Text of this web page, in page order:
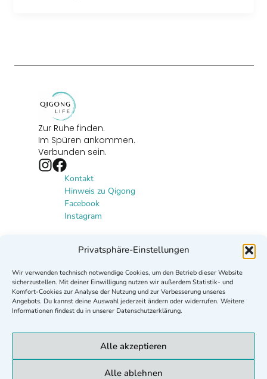
Privatsphäre-Einstellungen
Wir verwenden technisch notwendige Cookies, um den Betrieb dieser Website
sicherzustellen. Mit deiner Einwilligung nutzen wir außerdem Statistik- und
Komfort-Cookies zur Analyse der Nutzung und zur Verbesserung unseres
Angebots. Du kannst deine Auswahl jederzeit ändern oder widerrufen. Weitere
Informationen findest du in unserer Datenschutzerklärung.
Alle akzeptieren
Alle ablehnen
Zur Ruhe finden.
Im Spüren ankommen.
Verbunden sein.
Kontakt
Hinweis zu Qigong
Facebook
Instagram
Newsletter
Lust auf mehr Qigong? Abonniere
meinen Newsletter und erhalte
Neuigkeiten, Qigong-Angebote und
Inspirationen.
ImpressumDatenschutz
Widerrufsbelehrung